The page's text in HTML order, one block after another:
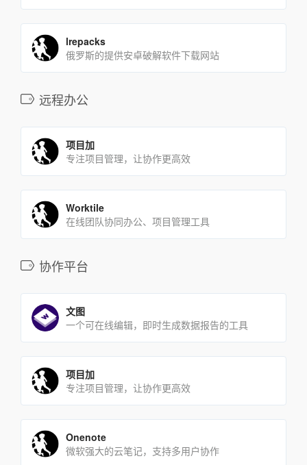
lrepacks
俄罗斯的提供安卓破解软件下载网站
远程办公
项目加
专注项目管理，让协作更高效
Worktile
在线团队协同办公、项目管理工具
协作平台
文图
一个可在线编辑，即时生成数据报告的工具
项目加
专注项目管理，让协作更高效
Onenote
微软强大的云笔记，支持多用户协作